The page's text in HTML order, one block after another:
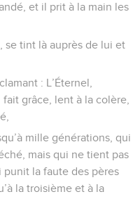
et il prit à la main les
se tint là auprès de lui et
: L’Éternel,
grâce, lent à la colère,
mille générations, qui
mais qui ne tient pas
la faute des pères
la troisième et à la